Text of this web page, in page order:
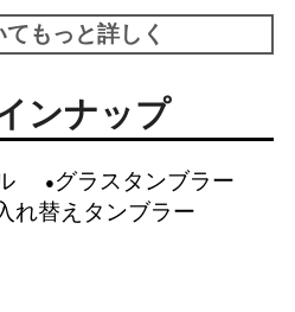
もっと詳しく
ンナップ
グラスタンブラー
れ替えタンブラー